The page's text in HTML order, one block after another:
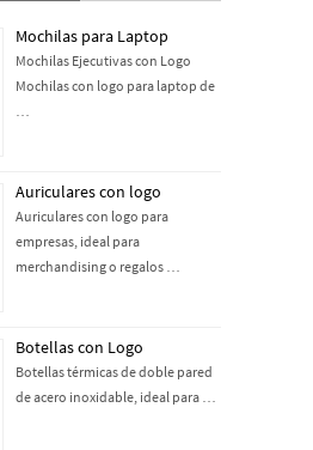
Mochilas para Laptop
Mochilas Ejecutivas con Logo
Mochilas con logo para laptop de
…
Auriculares con logo
Auriculares con logo para
empresas, ideal para
merchandising o regalos …
Botellas con Logo
Botellas térmicas de doble pared
de acero inoxidable, ideal para …